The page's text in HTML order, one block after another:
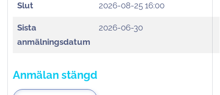
Slut 2026-08-25 16:00
Sista
anmälningsdatum
2026-06-30
Anmälan stängd